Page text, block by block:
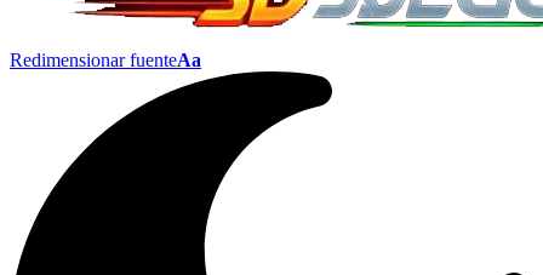
Redimensionar fuenteAa